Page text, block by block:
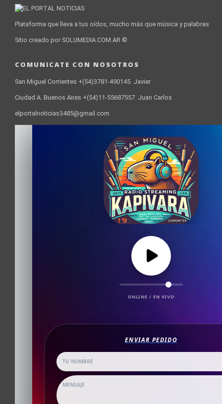
Plataforma que lleva a tus oídos, mucho más que música y palabras
Sitio creado por SOLUMEDIA.COM.AR ©
COMUNICATE CON NOSOTROS
San Miguel Corrientes +(54)3781-490145 Javier
Ciudad A. Buenos Aires +(54)11-55687557 Juan Carlos
elportalnoticias3485@gmail.com